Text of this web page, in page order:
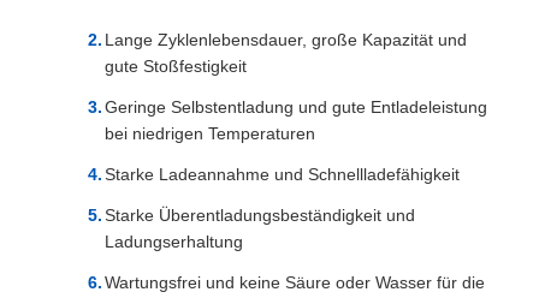
Lange Zyklenlebensdauer, große Kapazität und
gute Stoßfestigkeit
Geringe Selbstentladung und gute Entladeleistung
bei niedrigen Temperaturen
Starke Ladeannahme und Schnellladefähigkeit
Starke Überentladungsbeständigkeit und
Ladungserhaltung
Wartungsfrei und keine Säure oder Wasser für die